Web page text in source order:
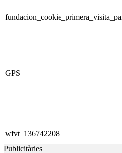
GPS
wfvt_136742208
Publicitàries